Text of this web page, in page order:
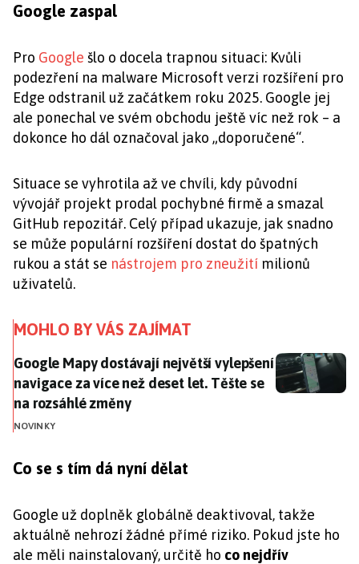
Google zaspal
Pro Google šlo o docela trapnou situaci: Kvůli
podezření na malware Microsoft verzi rozšíření pro
Edge odstranil už začátkem roku 2025. Google jej
ale ponechal ve svém obchodu ještě víc než rok – a
dokonce ho dál označoval jako „doporučené“.
Situace se vyhrotila až ve chvíli, kdy původní
vývojář projekt prodal pochybné firmě a smazal
GitHub repozitář. Celý případ ukazuje, jak snadno
se může populární rozšíření dostat do špatných
rukou a stát se nástrojem pro zneužití milionů
uživatelů.
MOHLO BY VÁS ZAJÍMAT
Google Mapy dostávají největší vylepšení navigace
Google Mapy dostávají největší vylepšení
navigace za více než deset let. Těšte se
na rozsáhlé změny
NOVINKY
Co se s tím dá nyní dělat
Google už doplněk globálně deaktivoval, takže
aktuálně nehrozí žádné přímé riziko. Pokud jste ho
ale měli nainstalovaný, určitě ho co nejdřív